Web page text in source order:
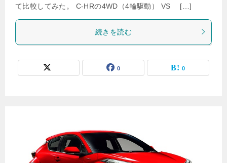
て比較してみた。 C-HRの4WD（4輪駆動） VS […]
続きを読む
0 0